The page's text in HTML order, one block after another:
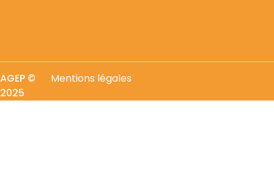
AGEP ©
2025
Mentions légales